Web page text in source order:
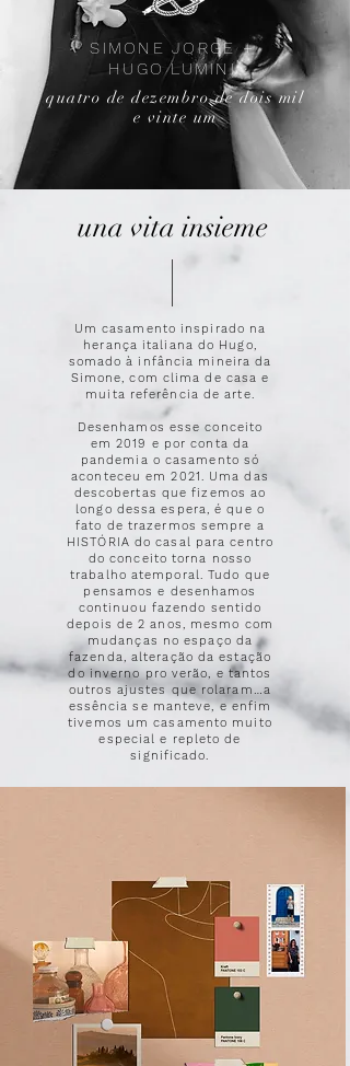
SIMONE JORGE +
HUGO LUMINI
quatro de dezembro de dois mil
e vinte um
una vita insieme
Um casamento inspirado na
herança italiana do Hugo,
somado à infância mineira da
Simone, com clima de casa e
muita referência de arte.
Desenhamos esse conceito
em 2019 e por conta da
pandemia o casamento só
aconteceu em 2021. Uma das
descobertas que fizemos ao
longo dessa espera, é que o
fato de trazermos sempre a
HISTÓRIA do casal para centro
do conceito torna nosso
trabalho atemporal. Tudo que
pensamos e desenhamos
continuou fazendo sentido
depois de 2 anos, mesmo com
mudanças no espaço da
fazenda, alteração da estação
do inverno pro verão, e tantos
outros ajustes que rolaram…a
essência se manteve, e enfim
tivemos um casamento muito
especial e repleto de
significado.